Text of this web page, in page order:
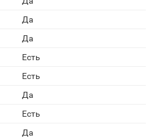
Да
Да
Есть
Есть
Да
Есть
Да